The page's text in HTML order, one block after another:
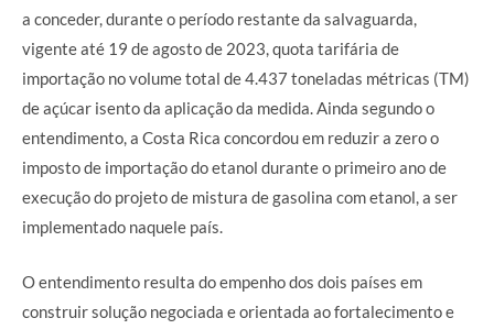
a conceder, durante o período restante da salvaguarda,
vigente até 19 de agosto de 2023, quota tarifária de
importação no volume total de 4.437 toneladas métricas (TM)
de açúcar isento da aplicação da medida. Ainda segundo o
entendimento, a Costa Rica concordou em reduzir a zero o
imposto de importação do etanol durante o primeiro ano de
execução do projeto de mistura de gasolina com etanol, a ser
implementado naquele país.
O entendimento resulta do empenho dos dois países em
construir solução negociada e orientada ao fortalecimento e